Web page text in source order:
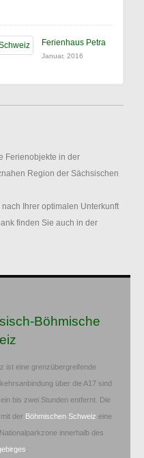
Ferienhaus Petra
Januar, 2016
Ferienobjekte in der
Region der Sächsischen
Ihrer optimalen Unterkunft
finden Sie auch in der
Böhmische
ist eine grenzübergreifende
über die A17 sind
bis zwei Stunden entfernt. Die
der Böhmischen Schweiz eine
innerhalb des